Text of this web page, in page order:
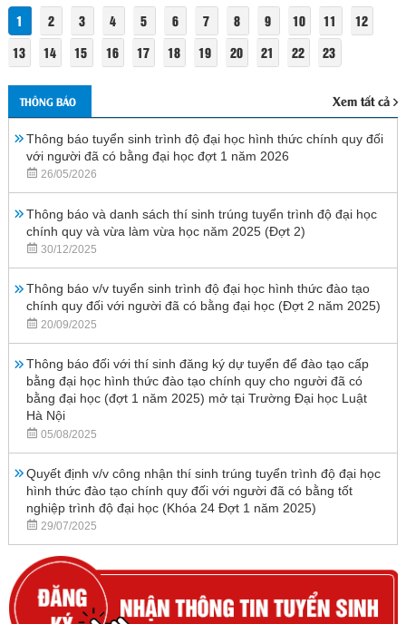
1 2 3 4 5 6 7 8 9 10 11
12
13
14 15 16 17 18 19 20 21 22 23
THÔNG BÁO Xem tất cả
Thông báo tuyển sinh trình độ đại học hình thức chính quy đối
với người đã có bằng đại học đợt 1 năm 2026
26/05/2026
Thông báo và danh sách thí sinh trúng tuyển trình độ đại học
chính quy và vừa làm vừa học năm 2025 (Đợt 2)
30/12/2025
Thông báo v/v tuyển sinh trình độ đại học hình thức đào tạo
chính quy đối với người đã có bằng đại học (Đợt 2 năm 2025)
20/09/2025
Thông báo đối với thí sinh đăng ký dự tuyển để đào tạo cấp
bằng đại học hình thức đào tạo chính quy cho người đã có
bằng đại học (đợt 1 năm 2025) mở tại Trường Đại học Luật
Hà Nội
05/08/2025
Quyết định v/v công nhận thí sinh trúng tuyển trình độ đại học
hình thức đào tạo chính quy đối với người đã có bằng tốt
nghiệp trình độ đại học (Khóa 24 Đợt 1 năm 2025)
29/07/2025